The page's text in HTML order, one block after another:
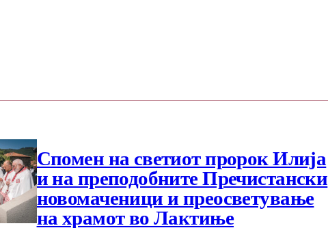
Спомен на светиот пророк Илија
и на преподобните Пречистански
новомаченици и преосветување
на храмот во Лактиње